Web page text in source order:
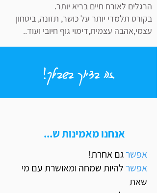
הרגלים לאורח חיים בריא יותר.
בקורס תלמדי יותר על כושר, תזונה, ביטחון
עצמי,אהבה עצמית,דימוי גוף חיובי ועוד..
זה בדיוק בשבילך!
אנחנו מאמינות ש...
אפשרגם אחרת!
אפשרלהיות שמחה ומאושרת עם מי
שאת